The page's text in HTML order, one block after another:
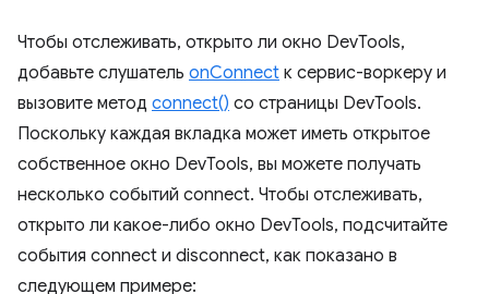
Чтобы отслеживать, открыто ли окно DevTools,
добавьте слушатель onConnect к сервис-воркеру и
вызовите метод connect() со страницы DevTools.
Поскольку каждая вкладка может иметь открытое
собственное окно DevTools, вы можете получать
несколько событий connect. Чтобы отслеживать,
открыто ли какое-либо окно DevTools, подсчитайте
события connect и disconnect, как показано в
следующем примере: